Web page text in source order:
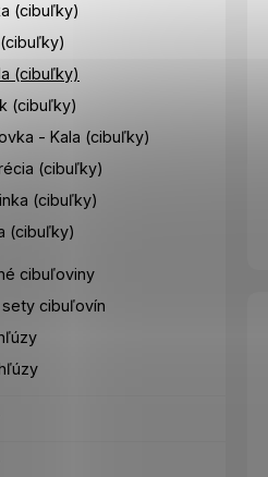
(cibuľky)
(cibuľky)
(cibuľky)
- Kala (cibuľky)
(cibuľky)
(cibuľky)
(cibuľky)
cibuľoviny
sety cibuľovín